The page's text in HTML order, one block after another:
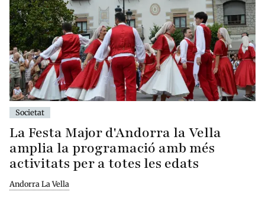
Societat
La Festa Major d'Andorra la Vella
amplia la programació amb més
activitats per a totes les edats
Andorra La Vella